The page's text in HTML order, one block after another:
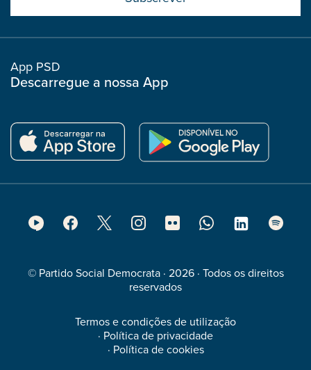
boostrap
col
App PSD
Descarregue a nossa App
© Partido Social Democrata · 2026 · Todos os direitos
reservados
Termos e condições de utilização
· Política de privacidade
· Política de cookies
Footer
Media